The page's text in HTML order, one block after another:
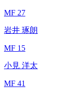
MF 27
岩井 琢朗
MF 15
小見 洋太
MF 41